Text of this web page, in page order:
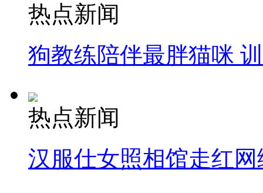
热点新闻
狗教练陪伴最胖猫咪
热点新闻
汉服仕女照相馆走红网